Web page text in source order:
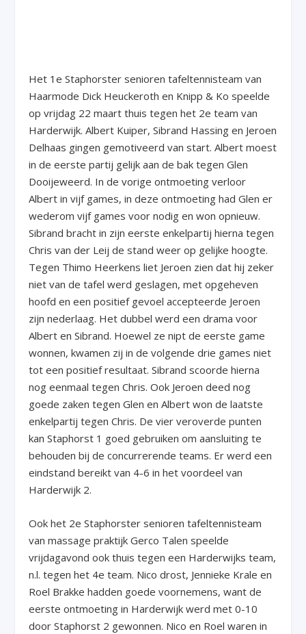
Het 1e Staphorster senioren tafeltennisteam van
Haarmode Dick Heuckeroth en Knipp & Ko speelde
op vrijdag 22 maart thuis tegen het 2e team van
Harderwijk. Albert Kuiper, Sibrand Hassing en Jeroen
Delhaas gingen gemotiveerd van start. Albert moest
in de eerste partij gelijk aan de bak tegen Glen
Dooijeweerd. In de vorige ontmoeting verloor
Albert in vijf games, in deze ontmoeting had Glen er
wederom vijf games voor nodig en won opnieuw.
Sibrand bracht in zijn eerste enkelpartij hierna tegen
Chris van der Leij de stand weer op gelijke hoogte.
Tegen Thimo Heerkens liet Jeroen zien dat hij zeker
niet van de tafel werd geslagen, met opgeheven
hoofd en een positief gevoel accepteerde Jeroen
zijn nederlaag. Het dubbel werd een drama voor
Albert en Sibrand. Hoewel ze nipt de eerste game
wonnen, kwamen zij in de volgende drie games niet
tot een positief resultaat. Sibrand scoorde hierna
nog eenmaal tegen Chris. Ook Jeroen deed nog
goede zaken tegen Glen en Albert won de laatste
enkelpartij tegen Chris. De vier veroverde punten
kan Staphorst 1 goed gebruiken om aansluiting te
behouden bij de concurrerende teams. Er werd een
eindstand bereikt van 4-6 in het voordeel van
Harderwijk 2.
Ook het 2e Staphorster senioren tafeltennisteam
van massage praktijk Gerco Talen speelde
vrijdagavond ook thuis tegen een Harderwijks team,
n.l. tegen het 4e team. Nico drost, Jennieke Krale en
Roel Brakke hadden goede voornemens, want de
eerste ontmoeting in Harderwijk werd met 0-10
door Staphorst 2 gewonnen. Nico en Roel waren in